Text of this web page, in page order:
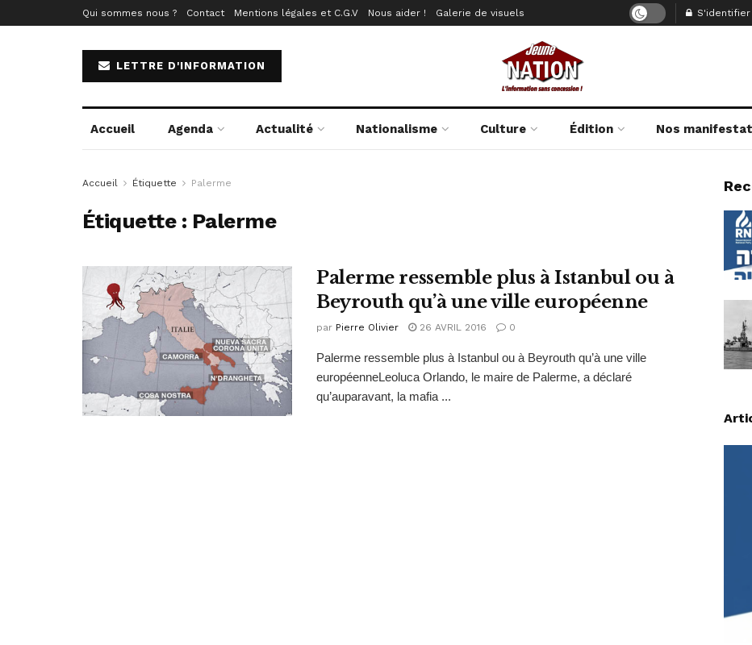
Qui sommes nous ? Contact Mentions légales et C.G.V Nous aider ! Galerie de visuels S'identifier
LETTRE D'INFORMATION
Accueil Agenda Actualité Nationalisme Culture Édition Nos
Accueil Étiquette Palerme
Étiquette : Palerme
Palerme ressemble plus à Istanbul ou à
Beyrouth qu’à une ville européenne
par Pierre Olivier 26 AVRIL 2016 0
Palerme ressemble plus à Istanbul ou à Beyrouth qu’à une ville
européenneLeoluca Orlando, le maire de Palerme, a déclaré
qu’auparavant, la mafia ...